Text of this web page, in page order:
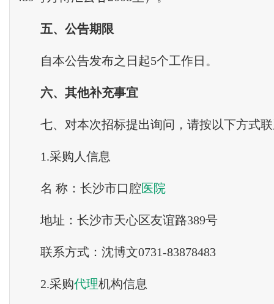
五、 公告期限
自本公告发布之日起5个工作日。
六、 其他补充事宜
七、对本次招标提出询问，请按以下方式联
1.采购人信息
名 称：长沙市口腔医院
地址：长沙市天心区友谊路389号
联系方式：沈博文0731-83878483
2.采购代理机构信息